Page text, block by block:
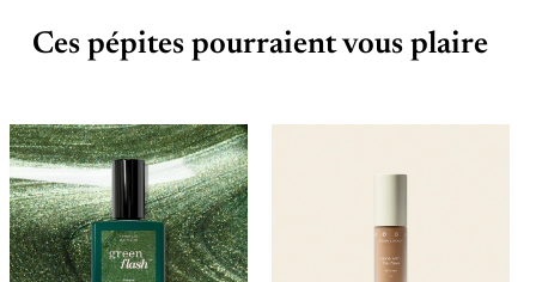
Ces pépites pourraient vous plaire